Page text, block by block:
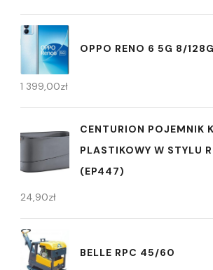
OPPO RENO 6 5G 8/
1 399,00zł
CENTURION POJEMNIK
PLASTIKOWY W STYLU
(EP447)
24,90zł
BELLE RPC 45/60